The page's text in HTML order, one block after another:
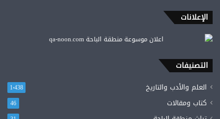
الإعلانات
التصنيفات
العلم والأدب والتاريخ 1٬438
كتاب ومقالات 46